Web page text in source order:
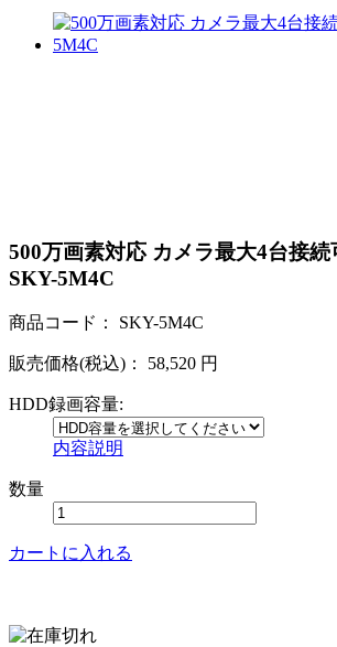
500万画素対応 カメラ最大4台接
SKY-5M4C
商品コード： SKY-5M4C
販売価格(税込)： 58,520 円
HDD録画容量:
内容説明
数量
カートに入れる